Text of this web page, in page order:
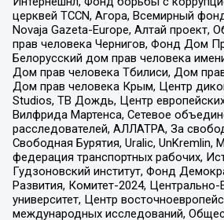
церквей TCCN, Агора, Всемирный
Novaja Gazeta-Europe, Алтай проект,
прав человека Чернигов, Фонд Дом
Белорусский дом прав человека
Дом прав человека Тбилиси, Дом
Дом прав человека Крым, Центр
Studios, ТВ Дождь, Центр
Вилфрида Мартенса, Сетевое
расследователей, АЛЛАТРА, За
Свободная Бурятия, Uralic, UnKremlin,
федерация транспортных рабочих,
Гудзоновский институт, Фонд
Развития, Комитет-2024, Центрально-
университет, Центр
международных исследований,